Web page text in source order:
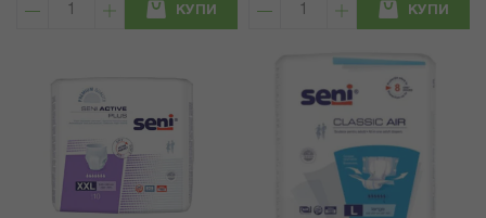
КУПИ КУПИ